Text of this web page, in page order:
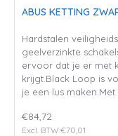
ABUS KETTING
Hardstalen
geelverzinkte
ervoor dat je er met
krijgt.Black Loop is
je een lus maken.Met
€84,72
Excl. BTW:€70,01